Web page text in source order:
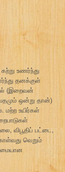
உணர்ந்து
தனக்குள்
(இறைவன்
ஒன்று தான்)
மற்ற உயிர்கள்
விபூதிப் பட்டை,
வெறும்